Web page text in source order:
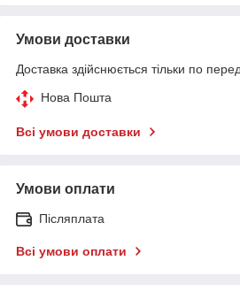
Умови доставки
Доставка здійснюється тільки по
Нова Пошта
Всі умови доставки
Умови оплати
Післяплата
Всі умови оплати